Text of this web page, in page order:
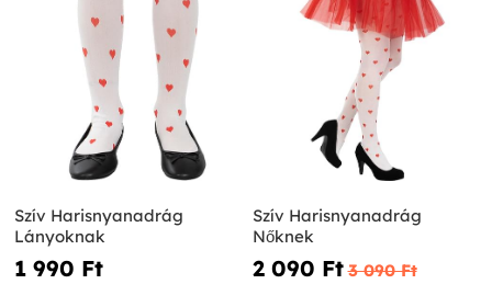
Szív Harisnyanadrág
Lányoknak
1 990 Ft‎
Szív Harisnyanadrág
Nőknek
2 090 Ft‎ 3 090 Ft‎